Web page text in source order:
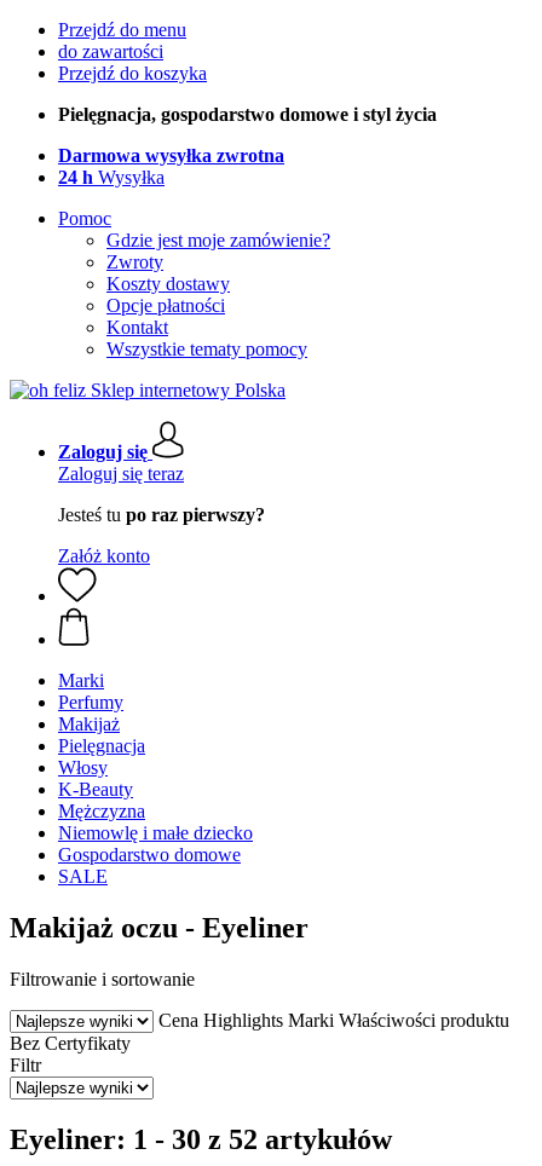
Przejdź do menu
do zawartości
Przejdź do koszyka
Pielęgnacja, gospodarstwo domowe i styl życia
Darmowa wysyłka zwrotna
24 h Wysyłka
Pomoc
Gdzie jest moje zamówienie?
Zwroty
Koszty dostawy
Opcje płatności
Kontakt
Wszystkie tematy pomocy
Zaloguj się
Zaloguj się teraz
Jesteś tu po raz pierwszy?
Załóż konto
Marki
Perfumy
Makijaż
Pielęgnacja
Włosy
K-Beauty
Mężczyzna
Niemowlę i małe dziecko
Gospodarstwo domowe
SALE
Makijaż oczu - Eyeliner
Filtrowanie i sortowanie
Cena Highlights Marki Właściwości produktu
Bez Certyfikaty
Filtr
Eyeliner: 1 - 30 z 52 artykułów